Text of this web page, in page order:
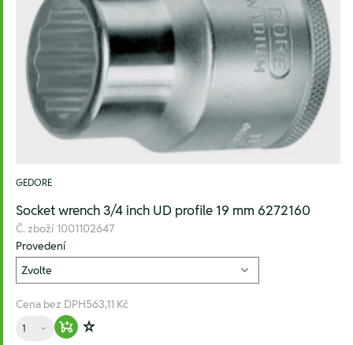
GEDORE
Socket wrench 3/4 inch UD profile 19 mm 6272160
Č. zboží 1001102647
Provedení
Cena bez DPH563,11 Kč
Množství
Warenkorb hinzufügen
Zur Wunschliste hinzufügen